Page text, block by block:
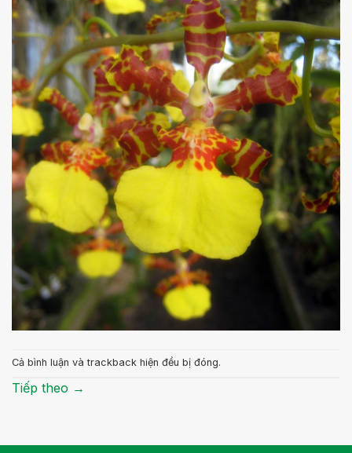
Cả bình luận và trackback hiện đều bị đóng.
Tiếp theo →